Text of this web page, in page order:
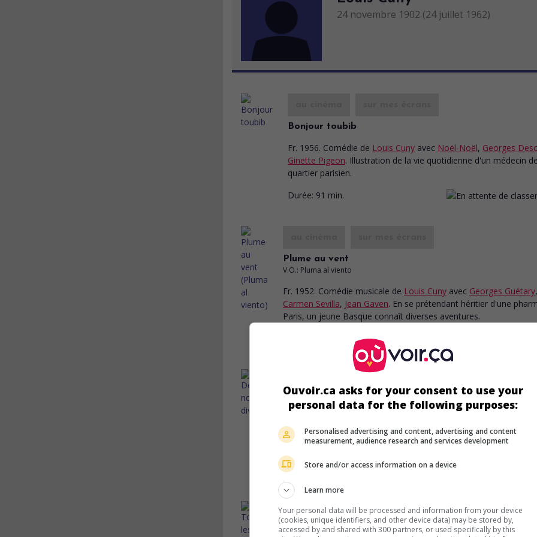
24 novembre 1902 (24 juillet 1962)
Bonjour toubib
Fr. 1956. Comédie de Louis Cuny avec Noël-Noël, Georges
Ginette Pigeon. Illustration de la vie quotidienne d'un médecin de
quartier parisien.
Durée: 91 min.
Plume au vent
V.O.: Pluma al viento
Fr. 1952. Comédie musicale de Louis Cuny avec Georges Guétary,
Carmen Sevilla, Jean Gaven. En se prétendant héritier d'une
Paris, un jeune Basque connaît diverses aventures.
Demain nous divorçons
Desailly,Raphaël Patorni .
Durée:
au cinéma sur mes écrans
Tous les deux
Ouvoir.ca asks for your consent to use your
personal data for the following purposes:
Personalised advertising and content, advertising and content
measurement, audience research and services development
Store and/or access information on a device
Learn more
Your personal data will be processed and information from your device
(cookies, unique identifiers, and other device data) may be stored by,
accessed by and shared with 300 partners, or used specifically by this